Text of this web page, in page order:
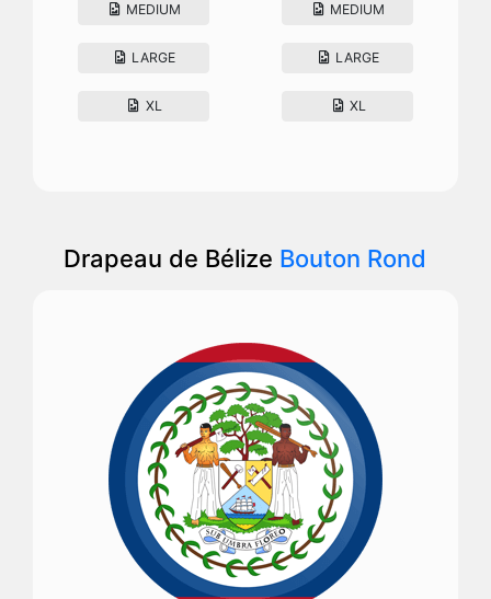
MEDIUM
LARGE
XL
MEDIUM
LARGE
XL
Drapeau de Bélize Bouton Rond